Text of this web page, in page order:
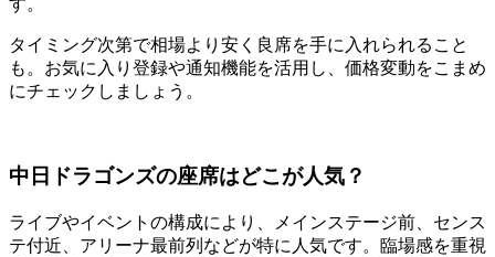
す。
タイミング次第で相場より安く良席を手に入れられること
も。お気に入り登録や通知機能を活用し、価格変動をこまめ
にチェックしましょう。
中日ドラゴンズの座席はどこが人気？
ライブやイベントの構成により、メインステージ前、センス
テ付近、アリーナ最前列などが特に人気です。臨場感を重視